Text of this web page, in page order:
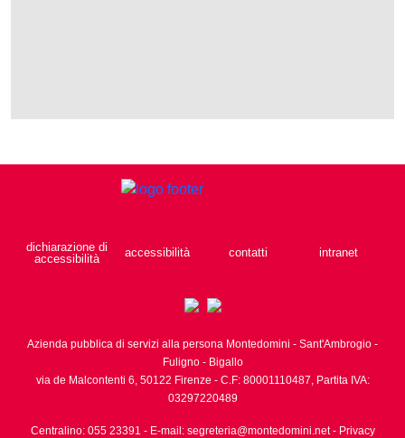
dichiarazione di
accessibilità
accessibilità contatti intranet
Azienda pubblica di servizi alla persona Montedomini - Sant'Ambrogio -
Fuligno - Bigallo
via de Malcontenti 6, 50122 Firenze - C.F: 80001110487, Partita IVA:
03297220489
Centralino: 055 23391 - E-mail: segreteria@montedomini.net- Privacy